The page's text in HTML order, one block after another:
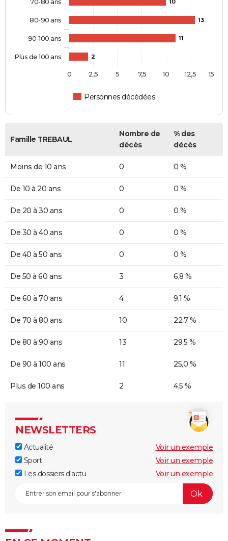
10
13
11
2
Personnes décédées
80-90 ans
90-100 ans
Plus de 100 ans
0 2,5 5 7,5 10 12,5 15
Famille TREBAUL
Nombre de
décès
% des
décès
Moins de 10 ans 0 0 %
De 10 à 20 ans 0 0 %
De 20 à 30 ans 0 0 %
De 30 à 40 ans 0 0 %
De 40 à 50 ans 0 0 %
De 50 à 60 ans 3 6,8 %
De 60 à 70 ans 4 9,1 %
De 70 à 80 ans 10 22,7 %
De 80 à 90 ans 13 29,5 %
De 90 à 100 ans 11 25,0 %
Plus de 100 ans 2 4,5 %
NEWSLETTERS
Actualité
Voir un exemple
Sport
Voir un exemple
Les dossiers d'actu
Voir un exemple